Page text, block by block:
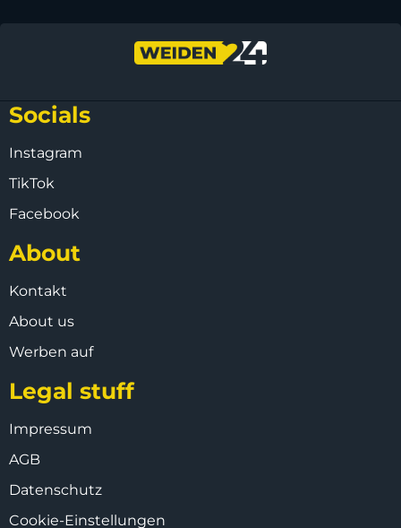
Socials
Instagram
TikTok
Facebook
About
Kontakt
About us
Werben auf
Legal stuff
Impressum
AGB
Datenschutz
Cookie-Einstellungen